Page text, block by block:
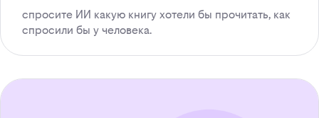
спросите ИИ какую книгу хотели бы прочитать, как
спросили бы у человека.